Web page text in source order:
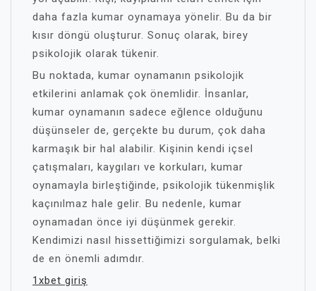
daha fazla kumar oynamaya yönelir. Bu da bir
kısır döngü oluşturur. Sonuç olarak, birey
psikolojik olarak tükenir.
Bu noktada, kumar oynamanın psikolojik
etkilerini anlamak çok önemlidir. İnsanlar,
kumar oynamanın sadece eğlence olduğunu
düşünseler de, gerçekte bu durum, çok daha
karmaşık bir hal alabilir. Kişinin kendi içsel
çatışmaları, kaygıları ve korkuları, kumar
oynamayla birleştiğinde, psikolojik tükenmişlik
kaçınılmaz hale gelir. Bu nedenle, kumar
oynamadan önce iyi düşünmek gerekir.
Kendimizi nasıl hissettiğimizi sorgulamak, belki
de en önemli adımdır.
1xbet giriş